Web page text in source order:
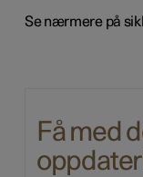
Se nærmere på
Få med